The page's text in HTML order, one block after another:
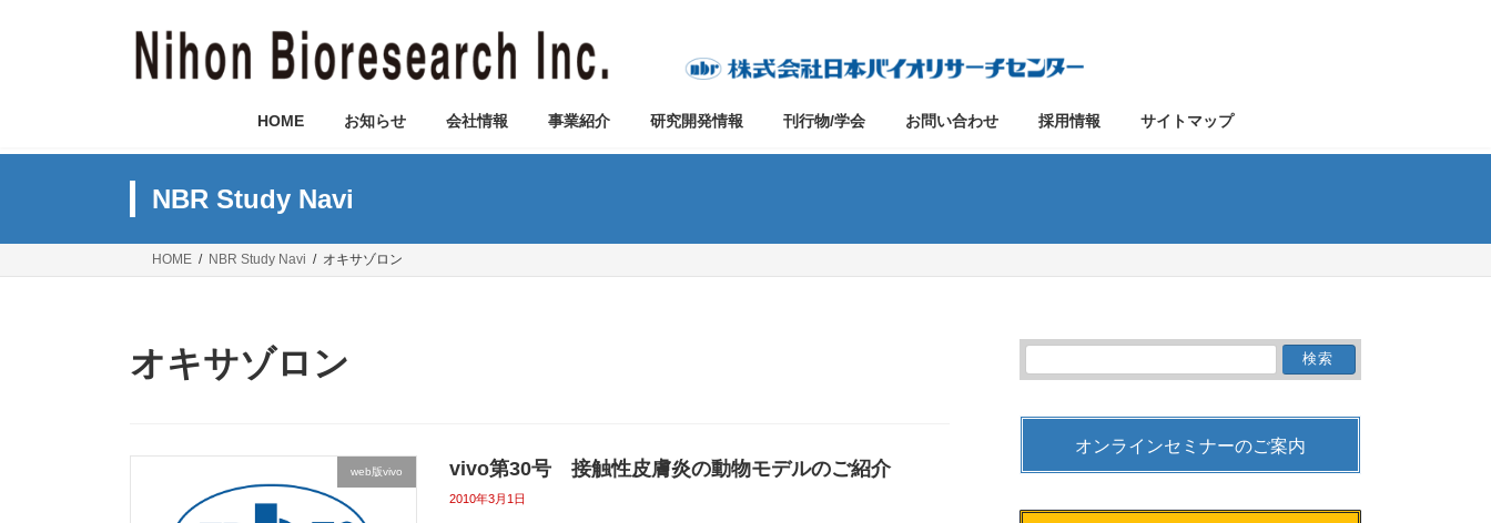
HOME お知らせ 会社情報 事業紹介 研究開発情報 刊行物/学会 お問い合わせ 採用情報 サイトマップ
NBR Study Navi
HOME NBR Study Navi オキサゾロン
オキサゾロン
web版vivo vivo第30号 接触性皮膚炎の動物モデルのご紹介
2010年3月1日
索:
オンラインセミナーのご案内